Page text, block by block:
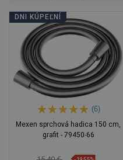
DNI KÚPEĽNÍ
(6)
Mexen sprchová hadica 150 cm,
grafit - 79450-66